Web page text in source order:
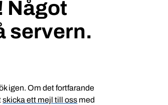
Något
servern.
igen. Om det fortfarande
skicka ett mejl till oss med